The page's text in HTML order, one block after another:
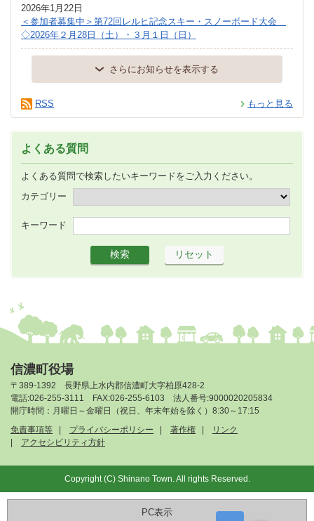
2026年1月22日
＜参加者募集中＞第72回レルヒ記念スキー・スノーボード大会
◇2026年２月28日（土）・３月１日（日）
さらにお知らせを表示する
もっと見る
RSS
よくある質問
よくある質問で検索したいキーワードをご入力ください。
カテゴリー
キーワード
信濃町役場
〒389-1392 長野県上水内郡信濃町大字柏原428-2
電話:026-255-3111 FAX:026-255-6103 法人番号:9000020205834
開庁時間：月曜日～金曜日（祝日、年末年始を除く）8:30～17:15
免責事項等
プライバシーポリシー 著作権
リンク
アクセシビリティ方針
Copyright (C) Shinano Town. All rights Reserved.
PC表示